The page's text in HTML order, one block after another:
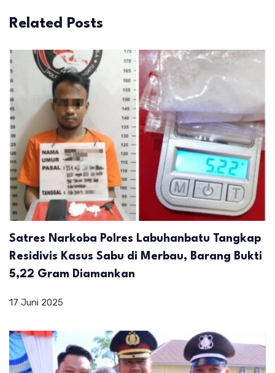
Related Posts
Satres Narkoba Polres Labuhanbatu Tangkap
Residivis Kasus Sabu di Merbau, Barang Bukti
5,22 Gram Diamankan
17 Juni 2025